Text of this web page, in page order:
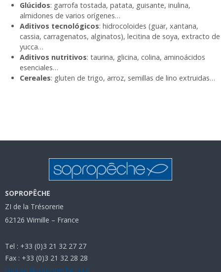
Glúcidos: garrofa tostada, patata, guisante, inulina,
almidones de varios orígenes…
Aditivos tecnológicos: hidrocoloides (guar, xantana,
cassia, carragenatos, alginatos), lecitina de soya, extracto de
yucca…
Aditivos nutritivos: taurina, glicina, colina, aminoácidos
esenciales…
Cereales: gluten de trigo, arroz, semillas de lino extruidas…
SOPROPÊCHE
ZI de la Trésorerie
62126 Wimille – France
Tel : +33 (0)3 21 32 27 27
Fax : +33 (0)3 21 32 28 28
contact@sopropeche.com